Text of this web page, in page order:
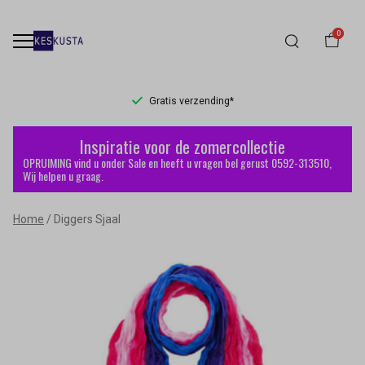
0
Gratis verzending*
Diggers
Sjaal
Keskusta
Inspiratie voor de zomercollectie
OPRUIMING vind u onder Sale en heeft u vragen bel gerust 0592-313510,
Wij helpen u graag.
Home Diggers Sjaal